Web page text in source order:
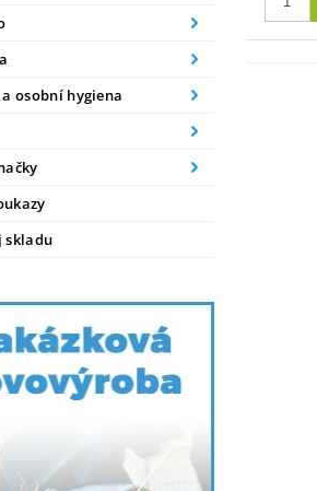
osobní hygiena
skladu